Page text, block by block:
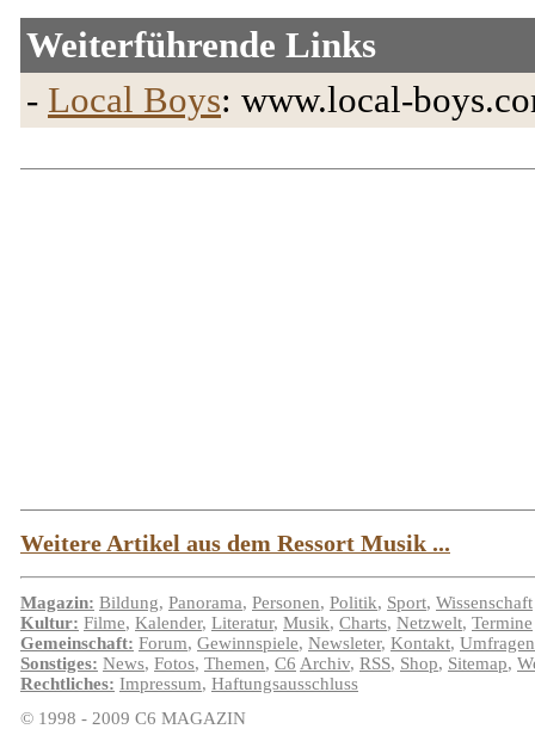
Weiterführende Links
- Local Boys: www.local-
Weitere Artikel aus dem Ressort Musik ...
Magazin: Bildung, Panorama, Personen, Politik, Sport, Wissenschaft
Kultur: Filme, Kalender, Literatur, Musik, Charts, Netzwelt, Termine
Gemeinschaft: Forum, Gewinnspiele, Newsleter, Kontakt, Umfragen
Sonstiges: News, Fotos, Themen, C6 Archiv, RSS, Shop, Sitemap,
Rechtliches: Impressum, Haftungsausschluss
© 1998 - 2009 C6 MAGAZIN